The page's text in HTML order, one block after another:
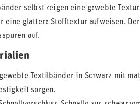
selbst zeigen eine gewebte
eine glattere Stofftextur aufweisen.
auf.
gewebte Textilbänder in Schwarz mit
sorgen.